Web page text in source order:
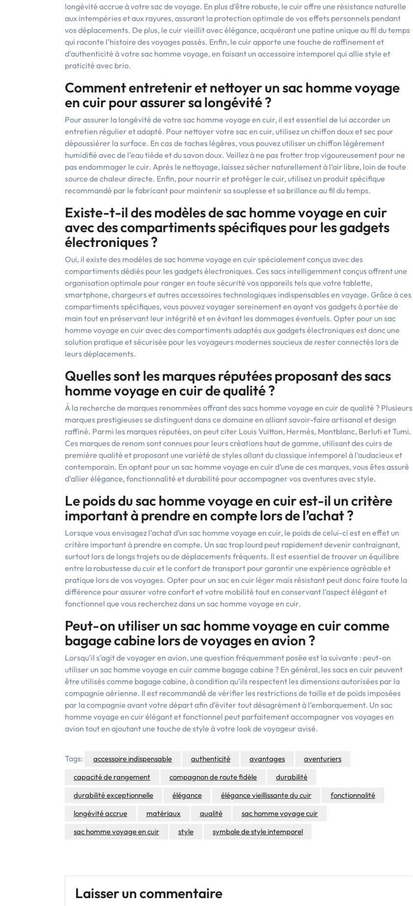
longévité accrue à votre sac de voyage. En plus d’être robuste, le cuir offre une résistance naturelle
aux intempéries et aux rayures, assurant la protection optimale de vos effets personnels pendant
vos déplacements. De plus, le cuir vieillit avec élégance, acquérant une patine unique au fil du temps
qui raconte l’histoire des voyages passés. Enfin, le cuir apporte une touche de raffinement et
d’authenticité à votre sac homme voyage, en faisant un accessoire intemporel qui allie style et
praticité avec brio.
Comment entretenir et nettoyer un sac homme voyage
en cuir pour assurer sa longévité ?
Pour assurer la longévité de votre sac homme voyage en cuir, il est essentiel de lui accorder un
entretien régulier et adapté. Pour nettoyer votre sac en cuir, utilisez un chiffon doux et sec pour
dépoussiérer la surface. En cas de taches légères, vous pouvez utiliser un chiffon légèrement
humidifié avec de l’eau tiède et du savon doux. Veillez à ne pas frotter trop vigoureusement pour ne
pas endommager le cuir. Après le nettoyage, laissez sécher naturellement à l’air libre, loin de toute
source de chaleur directe. Enfin, pour nourrir et protéger le cuir, utilisez un produit spécifique
recommandé par le fabricant pour maintenir sa souplesse et sa brillance au fil du temps.
Existe-t-il des modèles de sac homme voyage en cuir
avec des compartiments spécifiques pour les gadgets
électroniques ?
Oui, il existe des modèles de sac homme voyage en cuir spécialement conçus avec des
compartiments dédiés pour les gadgets électroniques. Ces sacs intelligemment conçus offrent une
organisation optimale pour ranger en toute sécurité vos appareils tels que votre tablette,
smartphone, chargeurs et autres accessoires technologiques indispensables en voyage. Grâce à ces
compartiments spécifiques, vous pouvez voyager sereinement en ayant vos gadgets à portée de
main tout en préservant leur intégrité et en évitant les dommages éventuels. Opter pour un sac
homme voyage en cuir avec des compartiments adaptés aux gadgets électroniques est donc une
solution pratique et sécurisée pour les voyageurs modernes soucieux de rester connectés lors de
leurs déplacements.
Quelles sont les marques réputées proposant des sacs
homme voyage en cuir de qualité ?
À la recherche de marques renommées offrant des sacs homme voyage en cuir de qualité ? Plusieurs
marques prestigieuses se distinguent dans ce domaine en alliant savoir-faire artisanal et design
raffiné. Parmi les marques réputées, on peut citer Louis Vuitton, Hermès, Montblanc, Berluti et Tumi.
Ces marques de renom sont connues pour leurs créations haut de gamme, utilisant des cuirs de
première qualité et proposant une variété de styles allant du classique intemporel à l’audacieux et
contemporain. En optant pour un sac homme voyage en cuir d’une de ces marques, vous êtes assuré
d’allier élégance, fonctionnalité et durabilité pour accompagner vos aventures avec style.
Le poids du sac homme voyage en cuir est-il un critère
important à prendre en compte lors de l’achat ?
Lorsque vous envisagez l’achat d’un sac homme voyage en cuir, le poids de celui-ci est en effet un
critère important à prendre en compte. Un sac trop lourd peut rapidement devenir contraignant,
surtout lors de longs trajets ou de déplacements fréquents. Il est essentiel de trouver un équilibre
entre la robustesse du cuir et le confort de transport pour garantir une expérience agréable et
pratique lors de vos voyages. Opter pour un sac en cuir léger mais résistant peut donc faire toute la
différence pour assurer votre confort et votre mobilité tout en conservant l’aspect élégant et
fonctionnel que vous recherchez dans un sac homme voyage en cuir.
Peut-on utiliser un sac homme voyage en cuir comme
bagage cabine lors de voyages en avion ?
Lorsqu’il s’agit de voyager en avion, une question fréquemment posée est la suivante : peut-on
utiliser un sac homme voyage en cuir comme bagage cabine ? En général, les sacs en cuir peuvent
être utilisés comme bagage cabine, à condition qu’ils respectent les dimensions autorisées par la
compagnie aérienne. Il est recommandé de vérifier les restrictions de taille et de poids imposées
par la compagnie avant votre départ afin d’éviter tout désagrément à l’embarquement. Un sac
homme voyage en cuir élégant et fonctionnel peut parfaitement accompagner vos voyages en
avion tout en ajoutant une touche de style à votre look de voyageur avisé.
Tags: accessoire indispensable authenticité avantages
aventuriers
capacité de rangement
compagnon de route fidèle
durabilité
durabilité exceptionnelle
élégance élégance vieillissante du cuir
fonctionnalité
longévité accrue
matériaux qualité
sac homme voyage cuir
sac homme voyage en cuir
style symbole de style intemporel
Laisser un commentaire